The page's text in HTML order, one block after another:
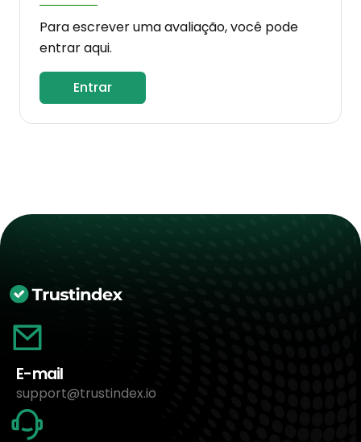
Para escrever uma avaliação, você pode
entrar aqui.
Entrar
E-mail
support@trustindex.io